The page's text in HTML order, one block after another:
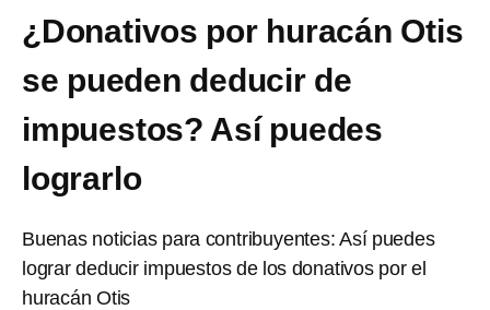
¿Donativos por huracán Otis
se pueden deducir de
impuestos? Así puedes
lograrlo
Buenas noticias para contribuyentes: Así puedes
lograr deducir impuestos de los donativos por el
huracán Otis